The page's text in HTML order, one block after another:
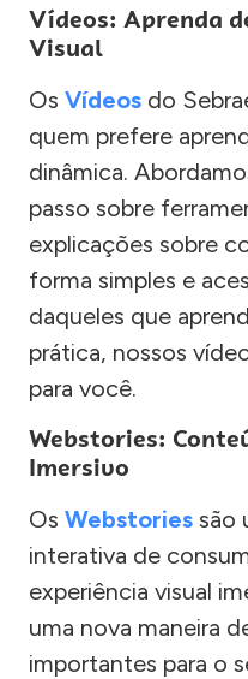
Vídeos: Aprenda
Visual
Os Vídeos do
quem prefere
dinâmica.
passo sobre
explicações sobre
forma simples e
daqueles que
prática, nossos
para você.
Webstories:
Imersivo
Os Webstories são
interativa de
experiência visual
uma nova maneira
importantes para o